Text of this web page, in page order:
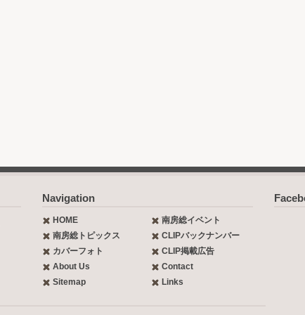
Navigation
HOME
南房総イベント
南房総トピックス
CLIPバックナンバー
カバーフォト
CLIP掲載広告
About Us
Contact
Sitemap
Links